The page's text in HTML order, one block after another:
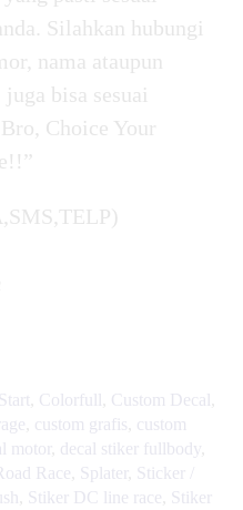
Silahkan hubungi
nama ataupun
bisa sesuai
Choice Your
Colorfull Custom Decal
custom grafis custom
motor decal stiker fullbody
Race Splater
Sticker /
Stiker DC line race
Stiker